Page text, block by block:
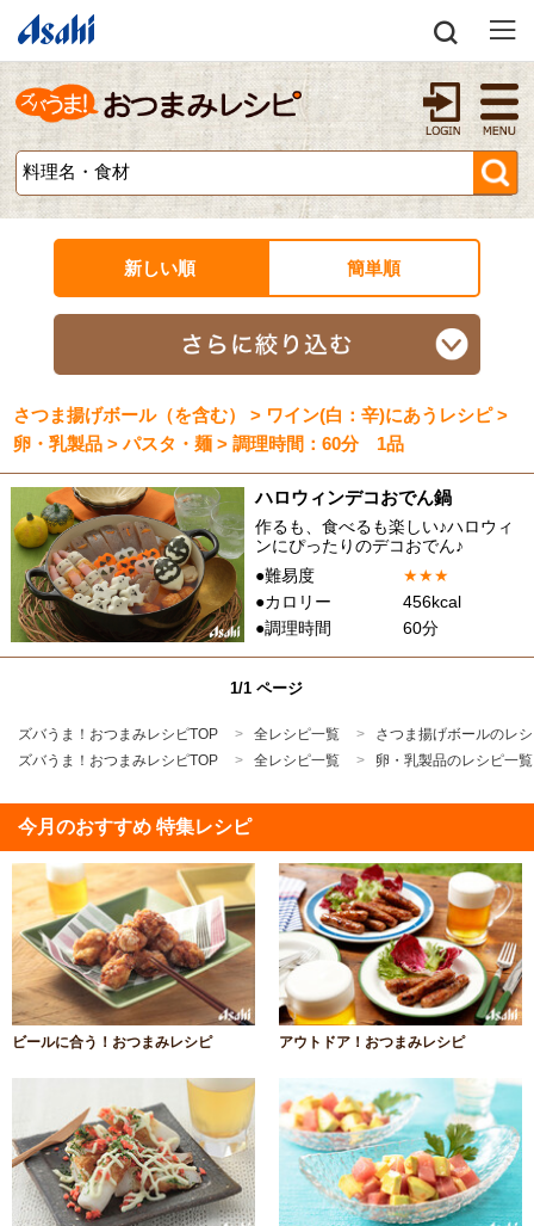
新しい順 簡単順
さつま揚げボール（を含む） > ワイン(白：辛)にあうレシピ >
卵・乳製品 > パスタ・麺 > 調理時間：60分 1品
ハロウィンデコおでん鍋
作るも、食べるも楽しい♪ハロウィ
ンにぴったりのデコおでん♪
●難易度
★★★
●カロリー
456kcal
●調理時間
60分
1/1 ページ
ズバうま！おつまみレシピTOP 全レシピ一覧
さつま揚げボールのレ
ズバうま！おつまみレシピTOP
全レシピ一覧 卵・乳製品のレシピ一覧
今月のおすすめ 特集レシピ
ビールに合う！おつまみレシピ アウトドア！おつまみレシピ